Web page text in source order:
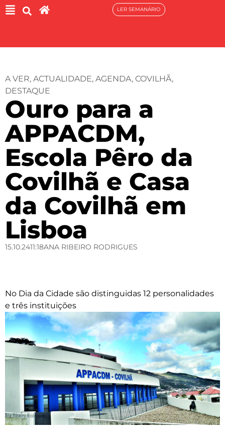
LER SEMANÁRIO
A VER, ACTUALIDADE, AGENDA, COVILHÃ,
DESTAQUE
Ouro para a
APPACDM,
Escola Pêro da
Covilhã e Casa
da Covilhã em
Lisboa
15.10.2411:18ANA RIBEIRO RODRIGUES
No Dia da Cidade são distinguidas 12 personalidades
e três instituições